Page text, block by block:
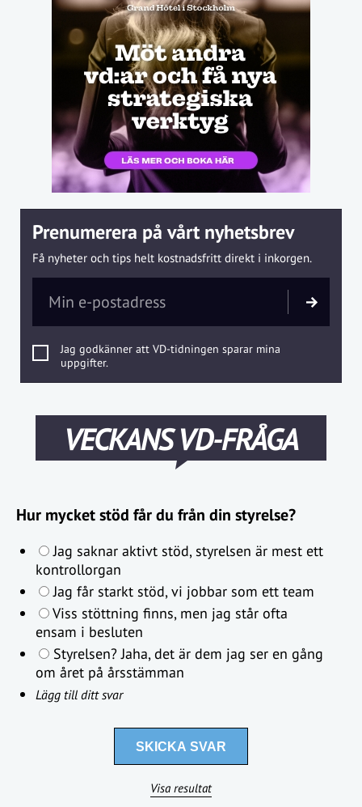
Prenumerera på vårt nyhetsbrev
Få nyheter och tips helt kostnadsfritt direkt i inkorgen.
Jag godkänner att VD-tidningen sparar mina
uppgifter.
VECKANS VD-FRÅGA
Hur mycket stöd får du från din styrelse?
Jag saknar aktivt stöd, styrelsen är mest ett
kontrollorgan
Jag får starkt stöd, vi jobbar som ett team
Viss stöttning finns, men jag står ofta
ensam i besluten
Styrelsen? Jaha, det är dem jag ser en gång
om året på årsstämman
Lägg till ditt svar
Visa resultat